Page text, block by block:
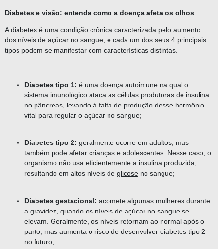
Diabetes e visão: entenda como a doença afeta os olhos
A diabetes é uma condição crônica caracterizada pelo aumento
dos níveis de açúcar no sangue, e cada um dos seus 4 principais
tipos podem se manifestar com características distintas.
Diabetes tipo 1: é uma doença autoimune na qual o
sistema imunológico ataca as células produtoras de insulina
no pâncreas, levando à falta de produção desse hormônio
vital para regular o açúcar no sangue;
Diabetes tipo 2: geralmente ocorre em adultos, mas
também pode afetar crianças e adolescentes. Nesse caso, o
organismo não usa eficientemente a insulina produzida,
resultando em altos níveis de glicose no sangue;
Diabetes gestacional: acomete algumas mulheres durante
a gravidez, quando os níveis de açúcar no sangue se
elevam. Geralmente, os níveis retornam ao normal após o
parto, mas aumenta o risco de desenvolver diabetes tipo 2
no futuro;